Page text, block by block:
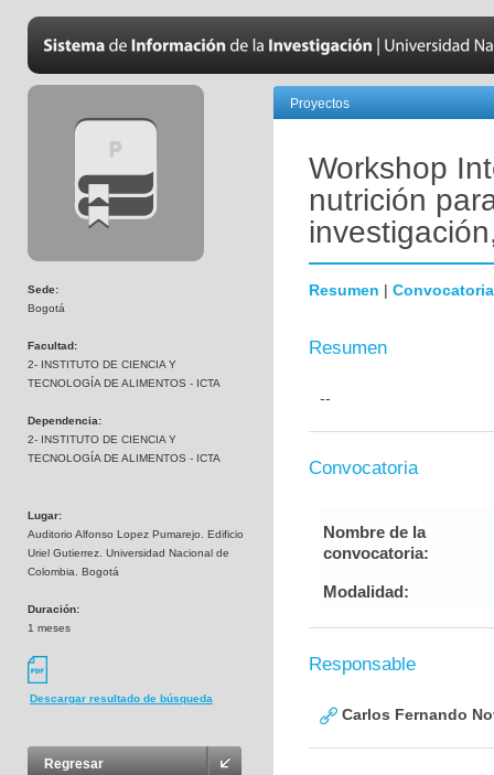
Sede:
Bogotá
Facultad:
2- INSTITUTO DE CIENCIA Y
TECNOLOGÍA DE ALIMENTOS - ICTA
Dependencia:
2- INSTITUTO DE CIENCIA Y
TECNOLOGÍA DE ALIMENTOS - ICTA
Lugar:
Auditorio Alfonso Lopez Pumarejo. Edificio
Uriel Gutierrez. Universidad Nacional de
Colombia. Bogotá
Duración:
1 meses
Descargar resultado de búsqueda
Regresar
Proyectos
Workshop
nutrición
Resumen | Convocatoria
Resumen
--
Convocatoria
Nombre de la
convocatoria:
Modalidad:
Responsable
Carlos Fernando